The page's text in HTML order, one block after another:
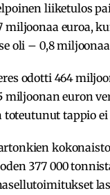
liiketulos
miljoonaa euroa,
oli – 0,8
odotti 464
miljoonan euron
toteutunut tappio
377 000